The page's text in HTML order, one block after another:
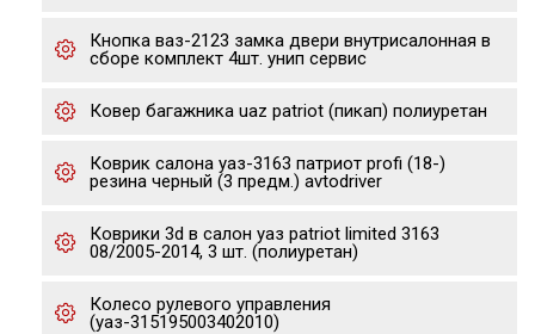
Кнопка ваз-2123 замка двери внутрисалонная в
сборе комплект 4шт. унип сервис
Ковер багажника uaz patriot (пикап) полиуретан
Коврик салона уаз-3163 патриот profi (18-)
резина черный (3 предм.) avtodriver
Коврики 3d в салон уаз patriot limited 3163
08/2005-2014, 3 шт. (полиуретан)
Колесо рулевого управления
(уаз-315195003402010)